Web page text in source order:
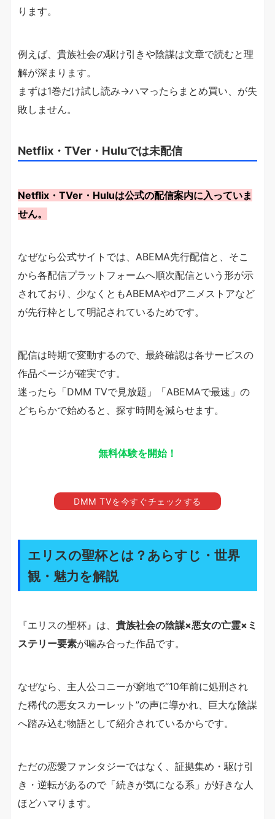
ります。
例えば、貴族社会の駆け引きや陰謀は文章で読むと理
解が深まります。
まずは1巻だけ試し読み→ハマったらまとめ買い、が失
敗しません。
Netflix・TVer・Huluでは未配信
Netflix・TVer・Huluは公式の配信案内に入っていま
せん。
なぜなら公式サイトでは、ABEMA先行配信と、そこ
から各配信プラットフォームへ順次配信という形が示
されており、少なくともABEMAやdアニメストアなど
が先行枠として明記されているためです。
配信は時期で変動するので、最終確認は各サービスの
作品ページが確実です。
迷ったら「DMM TVで見放題」「ABEMAで最速」の
どちらかで始めると、探す時間を減らせます。
無料体験を開始！
DMM TVを今すぐチェックする
エリスの聖杯とは？あらすじ・世界
観・魅力を解説
『エリスの聖杯』は、 貴族社会の陰謀×悪女の亡霊×ミ
ステリー要素が噛み合った作品です。
なぜなら、主人公コニーが窮地で“10年前に処刑され
た稀代の悪女スカーレット”の声に導かれ、巨大な陰謀
へ踏み込む物語として紹介されているからです。
ただの恋愛ファンタジーではなく、証拠集め・駆け引
き・逆転があるので「続きが気になる系」が好きな人
ほどハマります。